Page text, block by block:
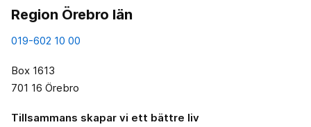
Region Örebro län
019-602 10 00
Box 1613
701 16 Örebro
Tillsammans skapar vi ett bättre liv